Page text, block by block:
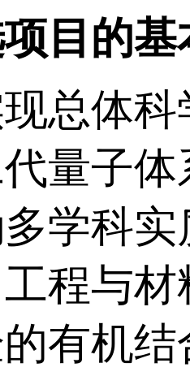
目的基
总体
量子
学科
程与
有机结